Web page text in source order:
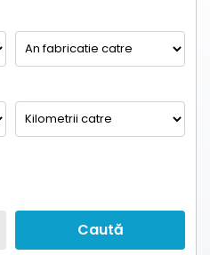
Caută